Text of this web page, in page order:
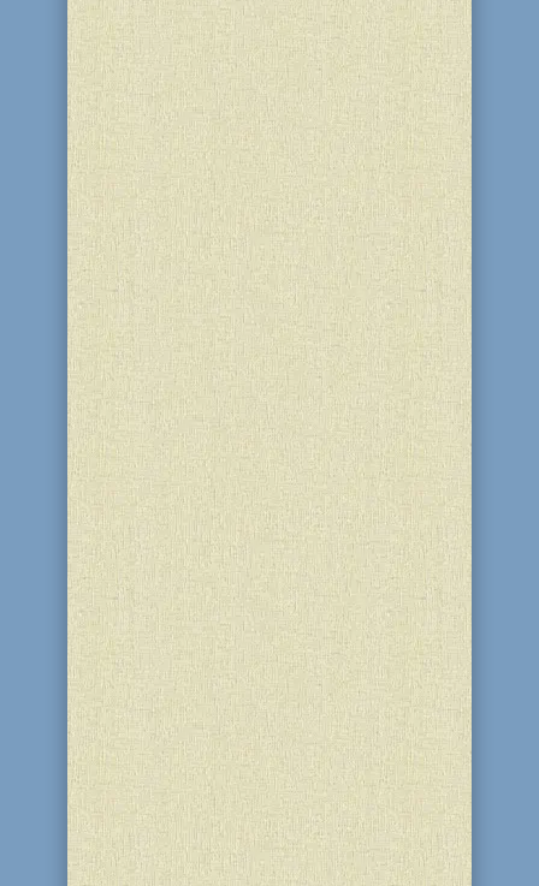
грн., для детей и пенсионеров - 15 грн.
Кто...
Поскольку еврею запрещено иметь
хамец в своем владении в течение
всех дней праздника Песах, любой
неуничтоженный хамец должен быть
продан нееврею на все время
праздника. Все такого рода запасы
квасного (а также непасхальная
посуда, если она не была
тщательнейшим...